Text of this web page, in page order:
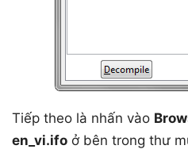
Tiếp theo là nhấn vào
en_vi.ifo ở bên trong thư